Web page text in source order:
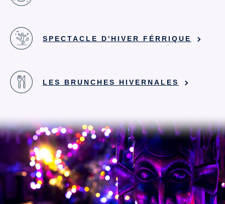
SPECTACLE D'HIVER FÉRRIQUE
LES BRUNCHES HIVERNALES